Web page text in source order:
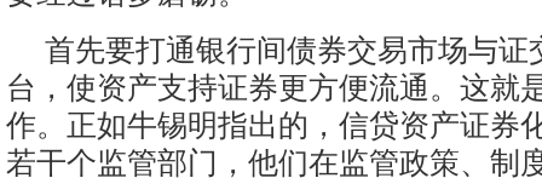
首先要打通银行间债券交易市场与证
台，使资产支持证券更方便流通。这就
作。正如牛锡明指出的，信贷资产证券
若干个监管部门，他们在监管政策、制